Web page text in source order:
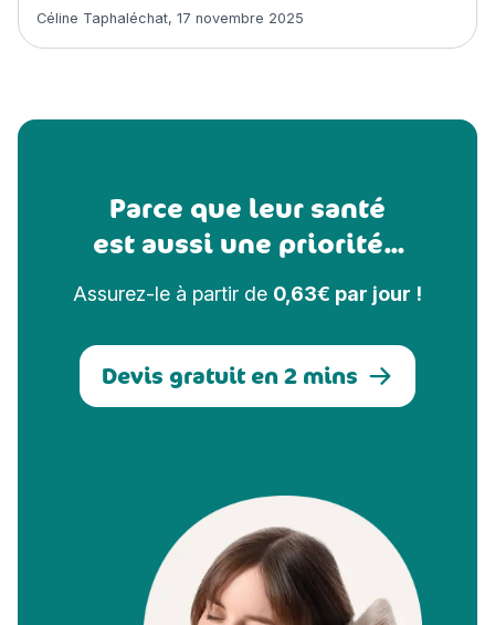
Article rédigé par
Céline Taphaléchat, 17 novembre 2025
Parce que leur santé
est aussi une priorité...
Assurez-le à partir de 0,63€ par jour !
Devis gratuit en 2 mins